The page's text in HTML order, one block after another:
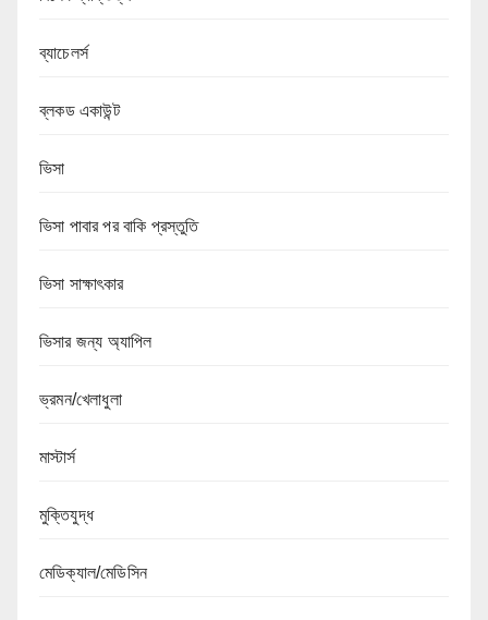
ব্যাচেলর্স
ব্লকড একাউন্ট
ভিসা
ভিসা পাবার পর বাকি প্রস্তুতি
ভিসা সাক্ষাৎকার
ভিসার জন্য অ্যাপিল
ভ্রমন/খেলাধুলা
মাস্টার্স
মুক্তিযুদ্ধ
মেডিক্যাল/মেডিসিন